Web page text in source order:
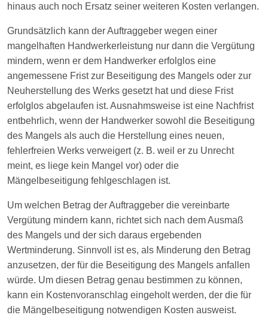
hinaus auch noch Ersatz seiner weiteren Kosten verlangen.
Grundsätzlich kann der Auftraggeber wegen einer
mangelhaften Handwerkerleistung nur dann die Vergütung
mindern, wenn er dem Handwerker erfolglos eine
angemessene Frist zur Beseitigung des Mangels oder zur
Neuherstellung des Werks gesetzt hat und diese Frist
erfolglos abgelaufen ist. Ausnahmsweise ist eine Nachfrist
entbehrlich, wenn der Handwerker sowohl die Beseitigung
des Mangels als auch die Herstellung eines neuen,
fehlerfreien Werks verweigert (z. B. weil er zu Unrecht
meint, es liege kein Mangel vor) oder die
Mängelbeseitigung fehlgeschlagen ist.
Um welchen Betrag der Auftraggeber die vereinbarte
Vergütung mindern kann, richtet sich nach dem Ausmaß
des Mangels und der sich daraus ergebenden
Wertminderung. Sinnvoll ist es, als Minderung den Betrag
anzusetzen, der für die Beseitigung des Mangels anfallen
würde. Um diesen Betrag genau bestimmen zu können,
kann ein Kostenvoranschlag eingeholt werden, der die für
die Mängelbeseitigung notwendigen Kosten ausweist.